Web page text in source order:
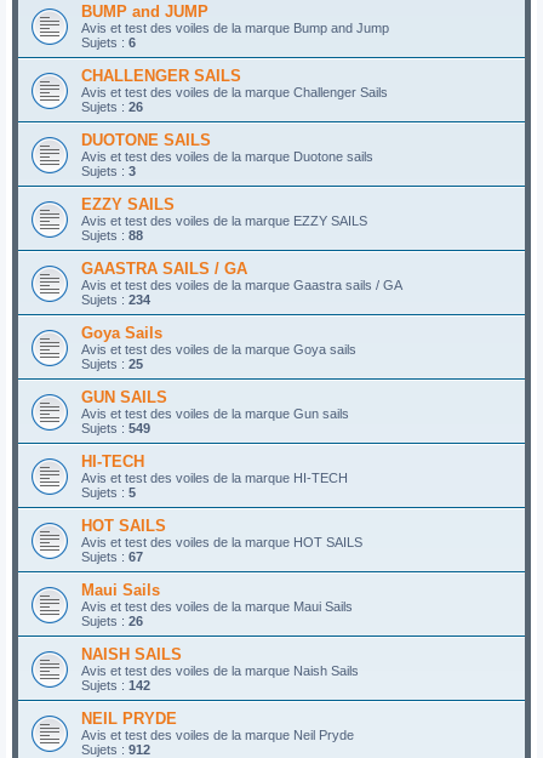
BUMP and JUMP
Avis et test des voiles de la marque Bump and Jump
Sujets : 6
CHALLENGER SAILS
Avis et test des voiles de la marque Challenger Sails
Sujets : 26
DUOTONE SAILS
Avis et test des voiles de la marque Duotone sails
Sujets : 3
EZZY SAILS
Avis et test des voiles de la marque EZZY SAILS
Sujets : 88
GAASTRA SAILS / GA
Avis et test des voiles de la marque Gaastra sails / GA
Sujets : 234
Goya Sails
Avis et test des voiles de la marque Goya sails
Sujets : 25
GUN SAILS
Avis et test des voiles de la marque Gun sails
Sujets : 549
HI-TECH
Avis et test des voiles de la marque HI-TECH
Sujets : 5
HOT SAILS
Avis et test des voiles de la marque HOT SAILS
Sujets : 67
Maui Sails
Avis et test des voiles de la marque Maui Sails
Sujets : 26
NAISH SAILS
Avis et test des voiles de la marque Naish Sails
Sujets : 142
NEIL PRYDE
Avis et test des voiles de la marque Neil Pryde
Sujets : 912